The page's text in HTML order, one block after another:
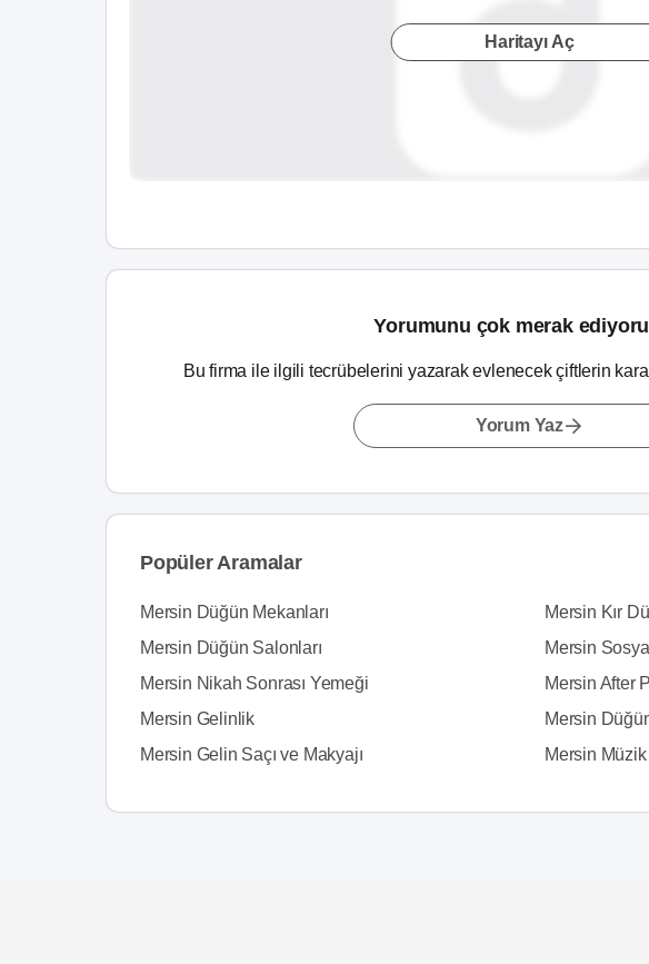
Haritayı Aç
Yorumunu çok merak
Bu firma ile ilgili tecrübelerini yazarak evlenecek çiftlerin
Yorum Yaz
Popüler Aramalar
Mersin Düğün Mekanları Mersin Kır
Mersin Düğün Salonları
Mersin
Mersin Nikah Sonrası Yemeği
Mersin After
Mersin Gelinlik
Mersin
Mersin Gelin Saçı ve Makyajı
Mersin Müzik